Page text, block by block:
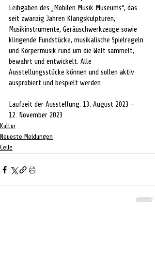
Leihgaben des „Mobilen Musik Museums“, das
seit zwanzig Jahren Klangskulpturen,
Musikinstrumente, Geräuschwerkzeuge sowie
klingende Fundstücke, musikalische Spielregeln
und Körpermusik rund um die Welt sammelt,
bewahrt und entwickelt. Alle
Ausstellungsstücke können und sollen aktiv
ausprobiert und bespielt werden.
Laufzeit der Ausstellung: 13. August 2023 –
12. November 2023
Kultur
Neueste Meldungen
Celle